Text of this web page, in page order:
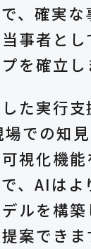
、確実な
事者とし
を確立し
た実行
場での知
視化機能
、AIはよ
ルを構築
案できま